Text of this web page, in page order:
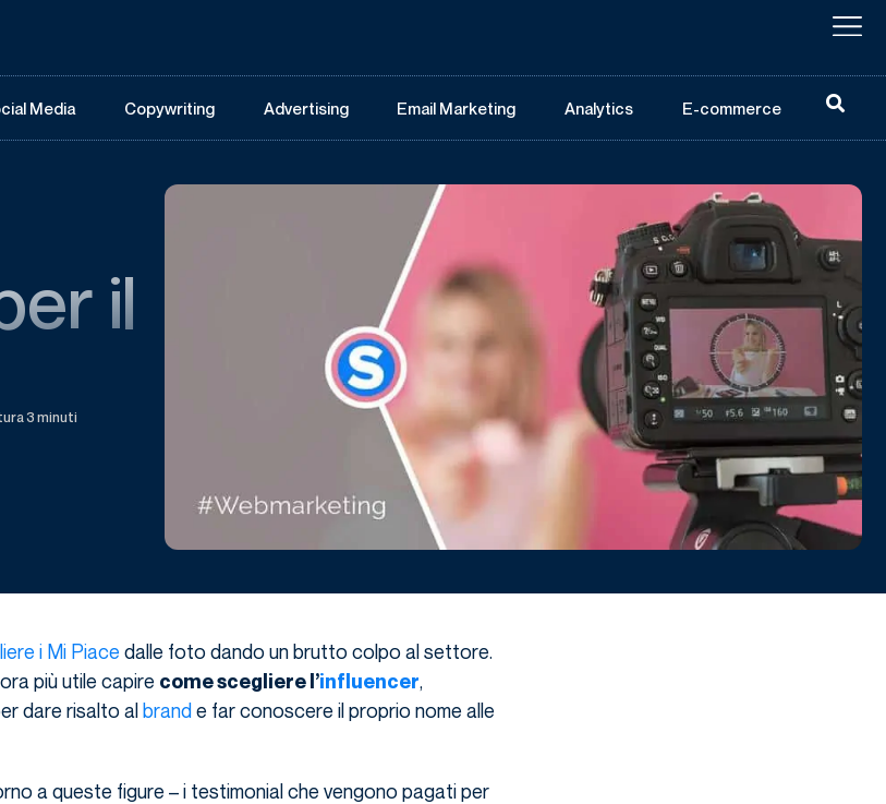
Media Copywriting Advertising Email Marketing Analytics E-commerce
il
3 minuti
i Mi Piace dalle foto dando un brutto colpo al settore.
più utile capire come scegliere l’influencer,
dare risalto albrande far conoscere il proprio nome alle
a queste figure – i testimonial che vengono pagati per